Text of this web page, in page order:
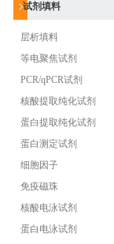
试剂填料
层析填料
等电聚焦试剂
PCR/qPCR试剂
核酸提取纯化试剂
蛋白提取纯化试剂
蛋白测定试剂
细胞因子
免疫磁珠
核酸电泳试剂
蛋白电泳试剂